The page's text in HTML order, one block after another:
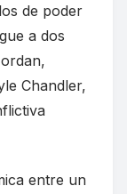
de poder
a dos
Chandler,
entre un